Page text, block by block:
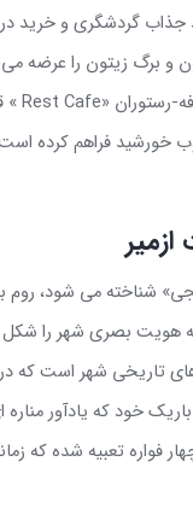
جذاب گردشگری و خرید
و برگ زیتون را عرضه می
رستوران «Rest Cafe
»
خورشید فراهم کرده
شناخته می شود، روم
هویت بصری شهر را
تاریخی شهر است که
خود که یادآور
فواره تعبیه شده که